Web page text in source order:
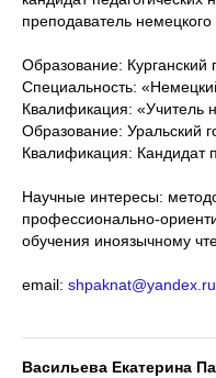
преподаватель немецкого
Образование: Курганский
Специальность:
Квалификация: «Учитель
Образование: Уральский
Квалификация: Кандидат
Научные интересы:
профессионально-
обучения иноязычному
email: shpaknat@yandex.ru
Васильева Екатерина